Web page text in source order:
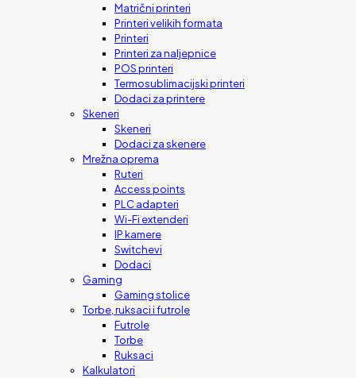
Matrični printeri
Printeri velikih formata
Printeri
Printeri za naljepnice
POS printeri
Termosublimacijski printeri
Dodaci za printere
Skeneri
Skeneri
Dodaci za skenere
Mrežna oprema
Ruteri
Access points
PLC adapteri
Wi-Fi extenderi
IP kamere
Switchevi
Dodaci
Gaming
Gaming stolice
Torbe, ruksaci i futrole
Futrole
Torbe
Ruksaci
Kalkulatori